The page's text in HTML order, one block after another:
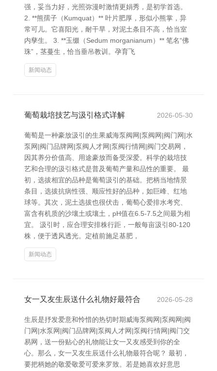
强，妥当力好，光照弥漫时激情更娟秀，是初学首选。
2. **熊孺子（Kumquat）** 叶片肥厚，形似小熊掌，异
常可儿。它喜阳光，耐干旱，对泥土条目不高，恰当室
内孳生。 3. **玉缀（Sedum morganianum）** 笔名“佛
珠”，茎蔓生，恰当垂吊教训。孕育飞
新闻动态
葡萄栽培技艺与汲引格式详解 2026-05-30
葡萄是一种豪放汲引的生果威海泵阀网|泵阀网|阀门网|水
泵网|阀门品牌网|泵阀人才网|泵阀行情网|阀门交易网，
因其养分价值高、用途豪放而备受深爱。科学的栽培技
艺和合理的汲引格式是普及葡萄产量和品性的重要。 最
初，选拔相宜的品种是葡萄汲引的基础。把柄当地情景
条目，选拔抗病性强、顺应性好的品种，如巨峰、红地
球等。其次，泥土选拔也很伏击，葡萄心爱排水考究、
富含有机质的沙壤土或壤土，pH值在6.5-7.5之间最为相
宜。 汲引时，应合理安排株行距，一般每亩汲引80-120
株，便于透风透光。定植前施足基肥，
新闻动态
女一又友生辰送什么礼物好最符合 2026-05-28
生辰是抒发爱意和怜惜的热切时期威海泵阀网|泵阀网|阀
门网|水泵网|阀门品牌网|泵阀人才网|泵阀行情网|阀门交
易网，送一份贴心的礼物能让女一又友感受到你的全
心。那么，女一又友生辰送什么礼物最符合呢？ 最初，
要把柄她的敬爱敬爱可爱来罗致。若是她喜欢好意思